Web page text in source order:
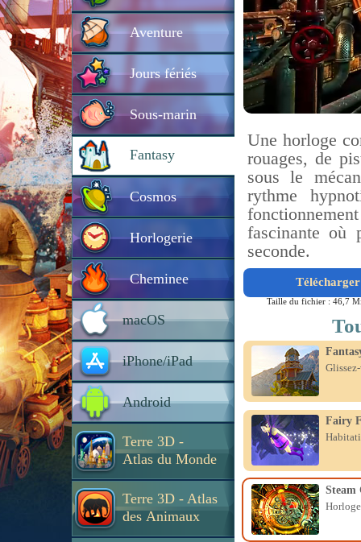
Aventure
Jours fériés
Sous-marin
Fantasy
Cosmos
Horlogerie
Cheminee
macOS
iPhone/iPad
Android
Terre 3D -
Atlas du Monde
Terre 3D - Atlas
des Animaux
Une horloge
rouages, de
sous le
rythme
fascinante où
seconde.
Taille du fichier : 46,7
Fairy
Steam